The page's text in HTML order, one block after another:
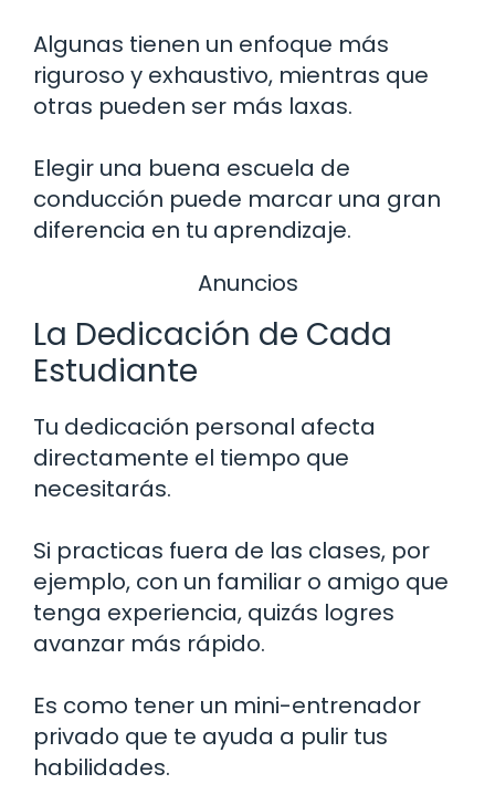
Algunas tienen un enfoque más
riguroso y exhaustivo, mientras que
otras pueden ser más laxas.
Elegir una buena escuela de
conducción puede marcar una gran
diferencia en tu aprendizaje.
Anuncios
La Dedicación de Cada
Estudiante
Tu dedicación personal afecta
directamente el tiempo que
necesitarás.
Si practicas fuera de las clases, por
ejemplo, con un familiar o amigo que
tenga experiencia, quizás logres
avanzar más rápido.
Es como tener un mini-entrenador
privado que te ayuda a pulir tus
habilidades.